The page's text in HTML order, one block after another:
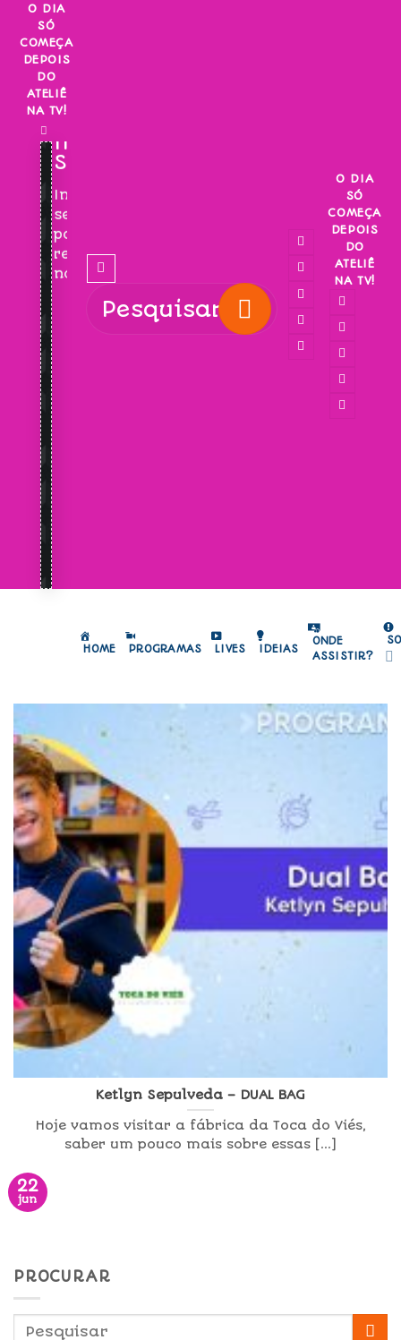
Skip
content
O DIA
SÓ
COMEÇA
DEPOIS
DO
ATELIÊ
NA TV!
INSCREVA-
SE!
Inscreva-
se
para
receber
novidades!
O DIA
SÓ
COMEÇA
DEPOIS
DO
ATELIÊ
NA TV!
HOME PROGRAMAS LIVES IDEIAS
ONDE
ASSISTIR?
Ketlyn Sepulveda – DUAL BAG
Hoje vamos visitar a fábrica da Toca do Viés,
saber um pouco mais sobre essas [...]
22
jun
PROCURAR